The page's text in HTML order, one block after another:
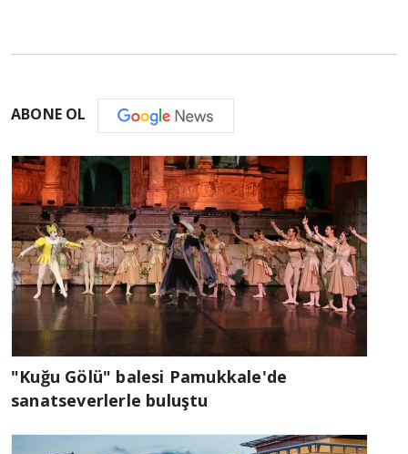
ABONE OL
"Kuğu Gölü" balesi Pamukkale'de
sanatseverlerle buluştu